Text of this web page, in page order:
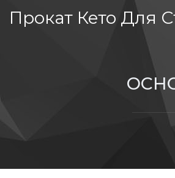
Прокат Кето Для